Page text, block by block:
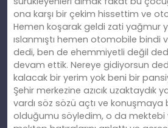
ona karşı bir çekim hissettim ve
Hemen koşarak geldi zati yağmur
ıslanmıştı hemen otomobile bindi
dedi, ben de ehemmiyetli değil
devam ettik. Nereye gidiyorsun
kalacak bir yerim yok beni bir
Şehir merkezine azıcık uzaktaydık
vardı söz sözü açtı ve konuşmaya
olduğumu söyledim, o da mektebi